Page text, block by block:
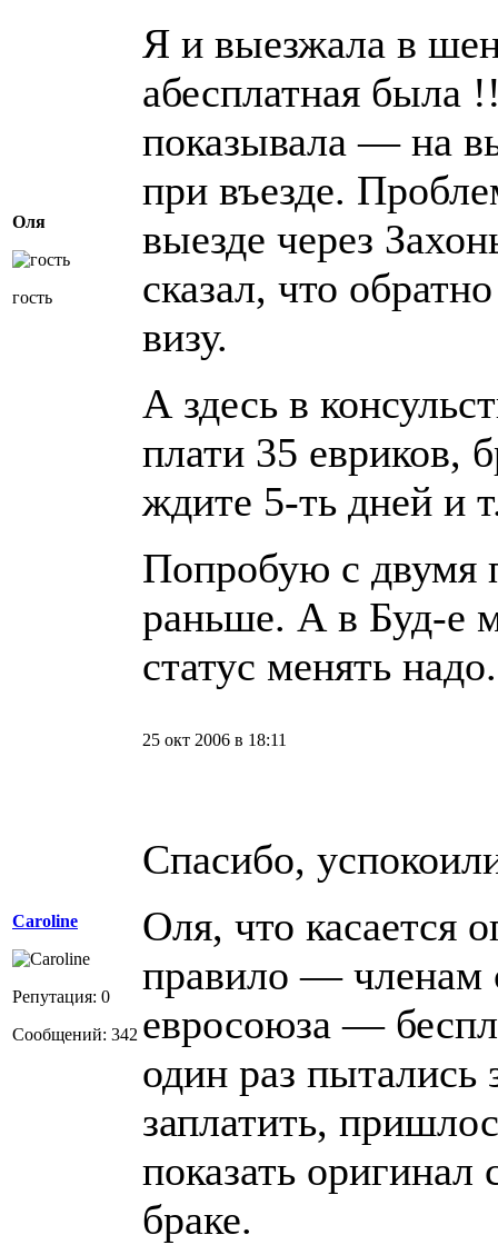
Оля
гость
Я и выезжала в
абесплатная была
показывала — на
при въезде.
выезде через
сказал, что
визу.
А здесь в
плати 35 евриков,
ждите 5-ть дней и
Попробую с двумя
раньше. А в Буд-е
статус менять надо.
Caroline
Репутация: 0
Сообщений: 342
25 окт 2006 в 18:11
Спасибо,
Оля, что касается
правило — членам
евросоюза —
один раз пытались
заплатить,
показать оригинал
браке.